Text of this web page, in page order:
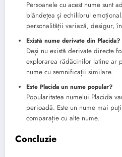
Persoanele cu acest nume sunt
blândețea și echilibrul
personalității variază, desigur,
Există nume derivate din Placida?
Deși nu există derivate directe
explorarea rădăcinilor latine ar
nume cu semnificații similare.
Este Placida un nume popular?
Popularitatea numelui Placida
perioadă. Este un nume mai
comparație cu alte nume.
Concluzie